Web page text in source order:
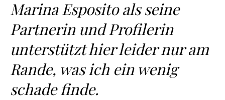
Marina Esposito als seine
Partnerin und Profilerin
unterstützt hier leider nur am
Rande, was ich ein wenig
schade finde.